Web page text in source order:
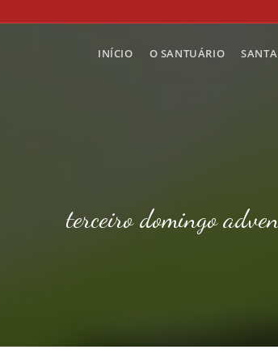
INÍCIO O SANTUÁRIO
terceiro domingo